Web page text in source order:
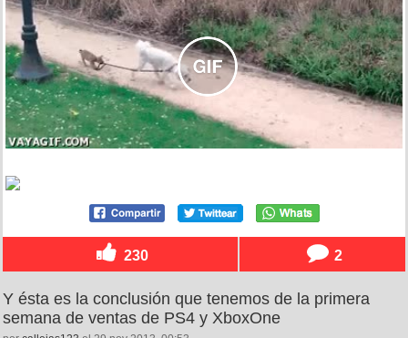
230 2
Y ésta es la conclusión que tenemos de la primera
semana de ventas de PS4 y XboxOne